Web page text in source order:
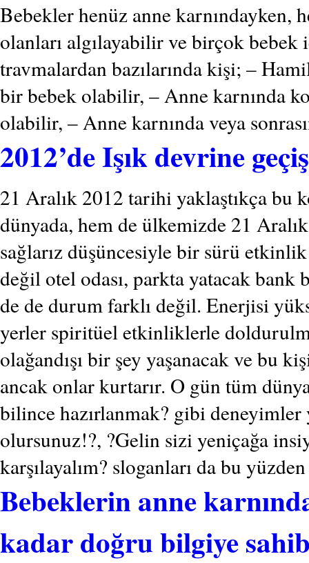
Bebekler henüz anne karnındayken,
olanları algılayabilir ve birçok
travmalardan bazılarında kişi; –
bir bebek olabilir, – Anne karnında
olabilir, – Anne karnında veya
2012’de Işık devrine
21 Aralık 2012 tarihi yaklaştıkça bu
dünyada, hem de ülkemizde 21
sağlarız düşüncesiyle bir sürü
değil otel odası, parkta yatacak
de de durum farklı değil. Enerjisi
yerler spiritüel etkinliklerle
olağandışı bir şey yaşanacak ve bu
ancak onlar kurtarır. O gün tüm
bilince hazırlanmak? gibi deneyimler
olursunuz!?, ?Gelin sizi yeniçağa
karşılayalım? sloganları da bu
Bebeklerin anne
kadar doğru bilgiye